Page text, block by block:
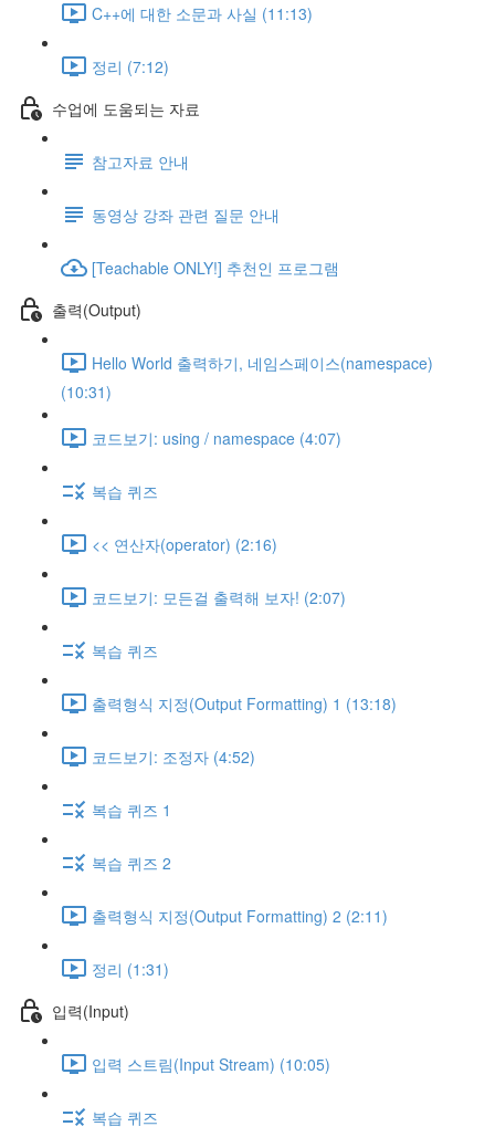
C++에 대한 소문과 사실 (11:13)
정리 (7:12)
수업에 도움되는 자료
참고자료 안내
동영상 강좌 관련 질문 안내
[Teachable ONLY!] 추천인 프로그램
출력(Output)
Hello World 출력하기, 네임스페이스(namespace)
(10:31)
코드보기: using / namespace (4:07)
복습 퀴즈
<< 연산자(operator) (2:16)
코드보기: 모든걸 출력해 보자! (2:07)
복습 퀴즈
출력형식 지정(Output Formatting) 1 (13:18)
코드보기: 조정자 (4:52)
복습 퀴즈 1
복습 퀴즈 2
출력형식 지정(Output Formatting) 2 (2:11)
정리 (1:31)
입력(Input)
입력 스트림(Input Stream) (10:05)
복습 퀴즈